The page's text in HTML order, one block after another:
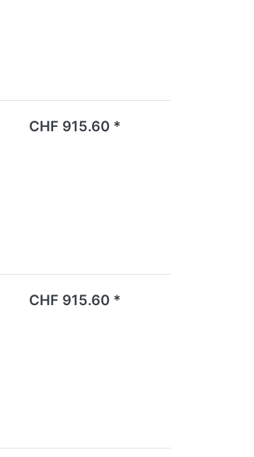
vor.
CHF 915.60 *
CHF 915.60 *